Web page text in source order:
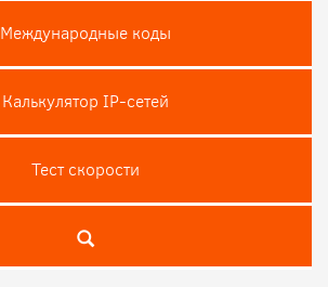
Международные коды
Калькулятор IP-сетей
Тест скороcти